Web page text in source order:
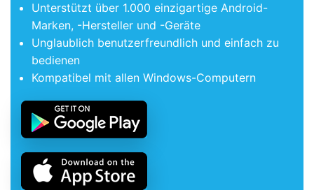
Unterstützt über 1.000 einzigartige Android-
Marken, -Hersteller und -Geräte
Unglaublich benutzerfreundlich und einfach zu
bedienen
Kompatibel mit allen Windows-Computern